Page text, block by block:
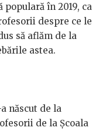
populară în 2019, ca
despre ce le
să aflăm de la
astea.
născut de la
de la Școala